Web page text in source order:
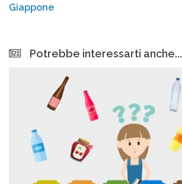
Giappone
Potrebbe interessarti anche...